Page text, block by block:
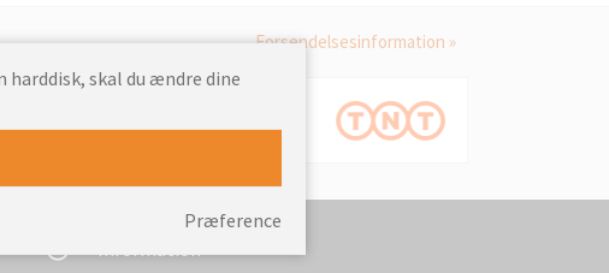
Forsendelsesinformation »
Information
harddisk, skal du ændre dine
Præference